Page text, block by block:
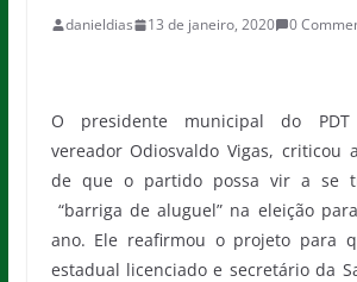
danieldias 13 de janeiro, 2020 0
O presidente municipal do PDT
vereador Odiosvaldo Vigas, criticou
de que o partido possa vir a se
“barriga de aluguel” na eleição
ano. Ele reafirmou o projeto para
estadual licenciado e secretário da